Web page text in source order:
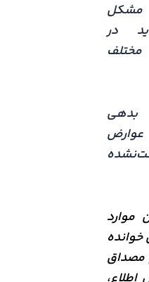
در
بدهی
موارد
مصداق